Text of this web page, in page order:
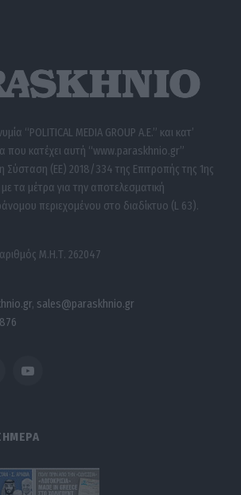
“POLITICAL MEDIA GROUP A.E.” και κατ’
που κατέχει αυτή “www.paraskhnio.gr”
Σύσταση (ΕΕ) 2018/334 της Επιτροπής της 1ης
τα μέτρα για την αποτελεσματική
περιεχομένου στο διαδίκτυο (L 63).
Μ.Η.Τ. 262047
, sales@paraskhnio.gr
YouTube